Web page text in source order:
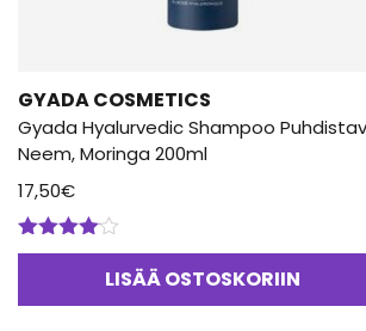
GYADA COSMETICS
Gyada Hyalurvedic Shampoo
Neem, Moringa 200ml
17,50€
Arvostelu
LISÄÄ OSTOSKORIIN